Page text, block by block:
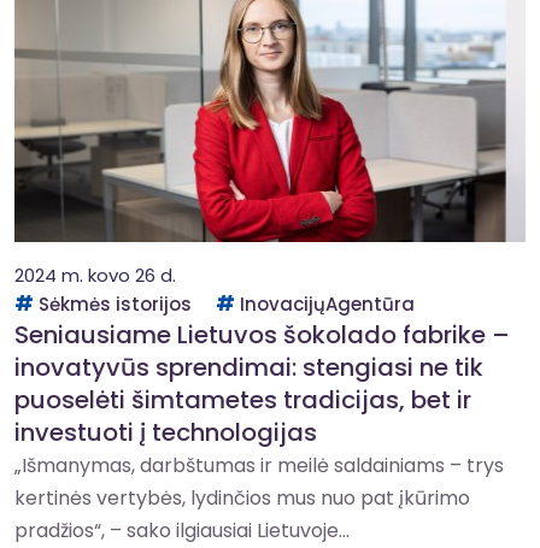
2024 m. kovo 26 d.
Sėkmės istorijos
InovacijųAgentūra
Seniausiame Lietuvos šokolado fabrike –
inovatyvūs sprendimai: stengiasi ne tik
puoselėti šimtametes tradicijas, bet ir
investuoti į technologijas
„Išmanymas, darbštumas ir meilė saldainiams – trys
kertinės vertybės, lydinčios mus nuo pat įkūrimo
pradžios“, – sako ilgiausiai Lietuvoje...